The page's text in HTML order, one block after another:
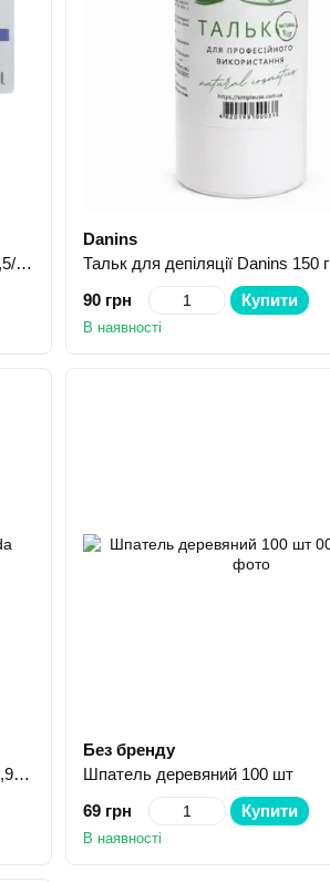
Смужки тканинні для депіляції Danins 6,5/20 100 шт
Danins
Тальк для депіляції Danins 150 г
90 грн
Купити
В наявності
Шпателі дерев'янні вузькі Panni Mlada 0,9/9см 100 шт
Без бренду
Шпатель деревяний 100 шт
69 грн
Купити
В наявності